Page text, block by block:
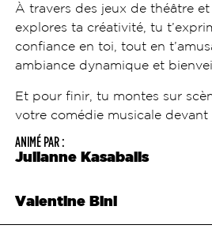
À travers des jeux de théâtre
explores ta créativité, tu
confiance en toi, tout en
ambiance dynamique et
Et pour finir, tu montes sur
votre comédie musicale devant
ANIMÉ PAR :
Julianne Kasabalis
Valentine Bini